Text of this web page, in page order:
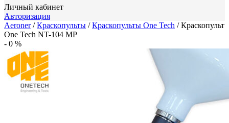
Личный кабинет
Авторизация
Aeroner/Краскопульты /Краскопульты One Tech /Краскопульт
One Tech NT-104 MP
- 0 %